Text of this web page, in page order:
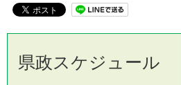
県政スケジュール